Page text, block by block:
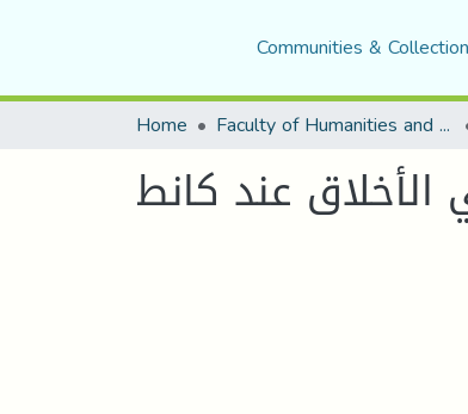
Communities &
Home Faculty of Humanities and Social Sciences
الأخلاق عند كانط